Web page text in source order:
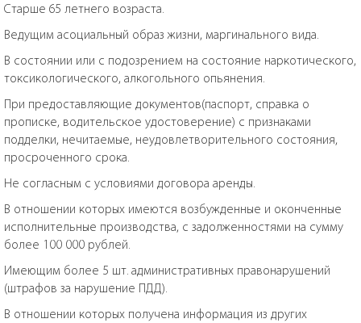
Старше 65 летнего возраста.
Ведущим асоциальный образ жизни, маргинального вида.
В состоянии или с подозрением на состояние наркотического,
токсикологического, алкогольного опьянения.
При предоставляющие документов(паспорт, справка о
прописке, водительское удостоверение) с признаками
подделки, нечитаемые, неудовлетворительного состояния,
просроченного срока.
Не согласным с условиями договора аренды.
В отношении которых имеются возбужденные и оконченные
исполнительные производства, с задолженностями на сумму
более 100 000 рублей.
Имеющим более 5 шт. административных правонарушений
(штрафов за нарушение ПДД).
В отношении которых получена информация из других